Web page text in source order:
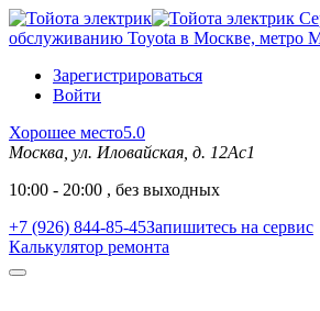
обслуживанию Toyota в Москве, метро
Зарегистрироваться
Войти
Хорошее место5.0
Москва, ул. Иловайская, д. 12Ас1
10:00 - 20:00 , без выходных
+7 (926) 844-85-45Запишитесь на сервис
Калькулятор ремонта